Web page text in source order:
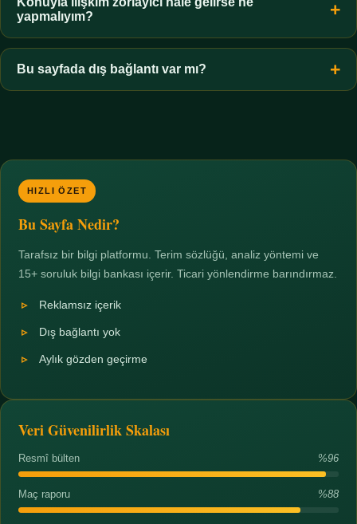
zorunluluktur.
yapmalıyım?
Zaman sınırı koyun, harcadığınız süreyi ölçün ve gerekirse
profesyonel destek alın. Türkiye'de ücretsiz danışma hatları
mevcuttur; yardım istemek güçlü bir adımdır.
Bu sayfada dış bağlantı var mı?
HIZLI ÖZET
Bu Sayfa Nedir?
Tarafsız bir bilgi platformu. Terim sözlüğü, analiz yöntemi ve
15+ soruluk bilgi bankası içerir. Ticari yönlendirme barındırmaz.
Reklamsız içerik
Dış bağlantı yok
Aylık gözden geçirme
Veri Güvenilirlik Skalası
Resmî bülten %96
Maç raporu %88